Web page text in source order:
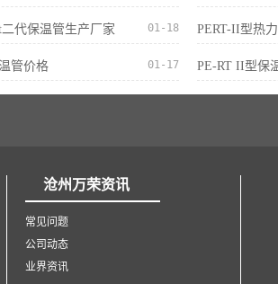
代保温管生产厂家 01-18 PERT-II型热
管价格 01-17 PE-RT II型保
沧州万荣资讯
常见问题
公司动态
业界资讯